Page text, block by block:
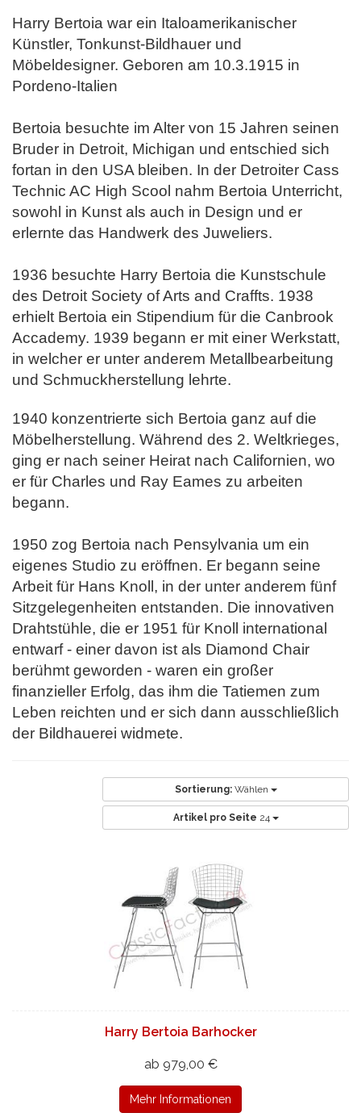
Harry Bertoia war ein Italoamerikanischer
Künstler, Tonkunst-Bildhauer und
Möbeldesigner. Geboren am 10.3.1915 in
Pordeno-Italien
Bertoia besuchte im Alter von 15 Jahren seinen
Bruder in Detroit, Michigan und entschied sich
fortan in den USA bleiben. In der Detroiter Cass
Technic AC High Scool nahm Bertoia Unterricht,
sowohl in Kunst als auch in Design und er
erlernte das Handwerk des Juweliers.
1936 besuchte Harry Bertoia die Kunstschule
des Detroit Society of Arts and Craffts. 1938
erhielt Bertoia ein Stipendium für die Canbrook
Accademy. 1939 begann er mit einer Werkstatt,
in welcher er unter anderem Metallbearbeitung
und Schmuckherstellung lehrte.
1940 konzentrierte sich Bertoia ganz auf die
Möbelherstellung. Während des 2. Weltkrieges,
ging er nach seiner Heirat nach Californien, wo
er für Charles und Ray Eames zu arbeiten
begann.
1950 zog Bertoia nach Pensylvania um ein
eigenes Studio zu eröffnen. Er begann seine
Arbeit für Hans Knoll, in der unter anderem fünf
Sitzgelegenheiten entstanden. Die innovativen
Drahtstühle, die er 1951 für Knoll international
entwarf - einer davon ist als Diamond Chair
berühmt geworden - waren ein großer
finanzieller Erfolg, das ihm die Tatiemen zum
Leben reichten und er sich dann ausschließlich
der Bildhauerei widmete.
Sortierung: Wählen
Artikel pro Seite 24
Harry Bertoia Barhocker
ab 979,00 €
Mehr Informationen